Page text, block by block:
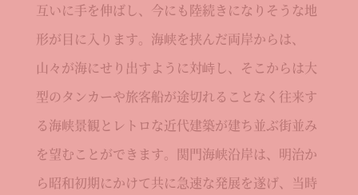
互いに手を伸ばし、今にも陸続きになりそうな地
形が目に入ります。海峡を挟んだ両岸からは、
山々が海にせり出すように対峙し、そこからは大
型のタンカーや旅客船が途切れることなく往来す
る海峡景観とレトロな近代建築が建ち並ぶ街並み
を望むことができます。関門海峡沿岸は、明治か
ら昭和初期にかけて共に急速な発展を遂げ、当時